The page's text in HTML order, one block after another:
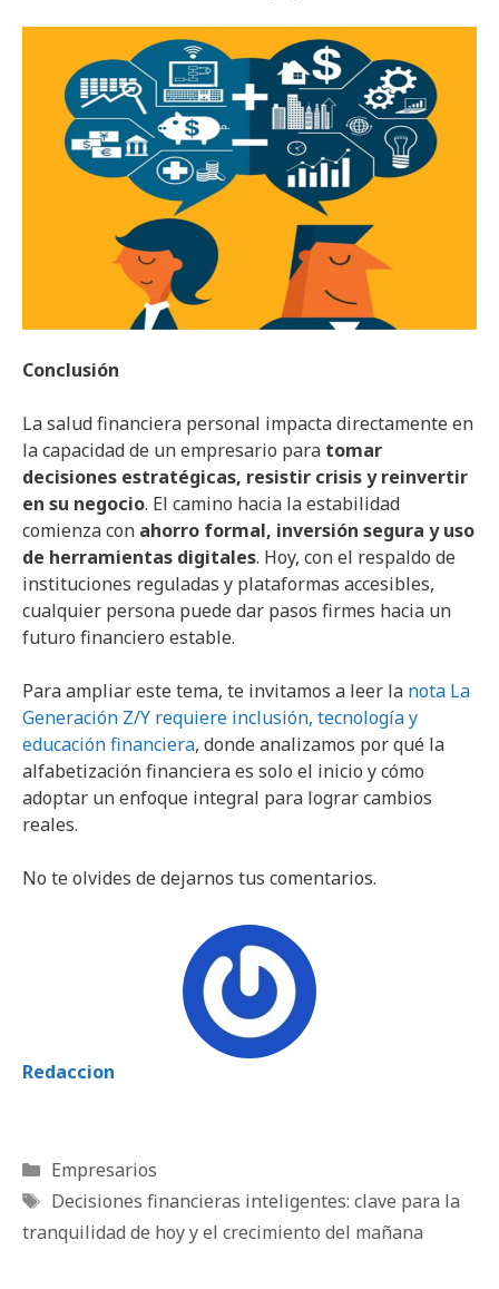
Conclusión
La salud financiera personal impacta directamente en
la capacidad de un empresario para tomar
decisiones estratégicas, resistir crisis y reinvertir
en su negocio. El camino hacia la estabilidad
comienza con ahorro formal, inversión segura y uso
de herramientas digitales. Hoy, con el respaldo de
instituciones reguladas y plataformas accesibles,
cualquier persona puede dar pasos firmes hacia un
futuro financiero estable.
Para ampliar este tema, te invitamos a leer la nota La
Generación Z/Y requiere inclusión, tecnología y
educación financiera, donde analizamos por qué la
alfabetización financiera es solo el inicio y cómo
adoptar un enfoque integral para lograr cambios
reales.
No te olvides de dejarnos tus comentarios.
Redaccion
Categorías
Empresarios
Etiquetas
Decisiones financieras inteligentes: clave para la
tranquilidad de hoy y el crecimiento del mañana